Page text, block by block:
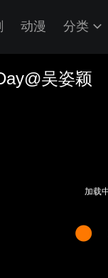
动漫 分类
吴姿颖
加载中